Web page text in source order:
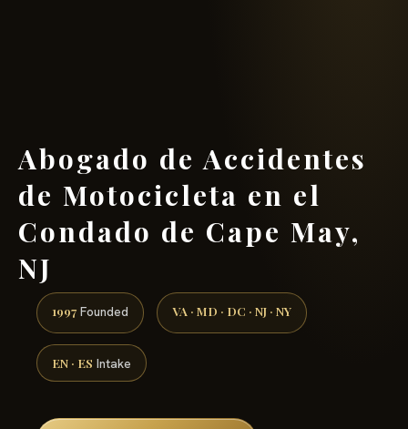
Abogado de Accidentes
de Motocicleta en el
Condado de Cape May,
NJ
1997 Founded VA · MD · DC · NJ · NY
EN · ES Intake